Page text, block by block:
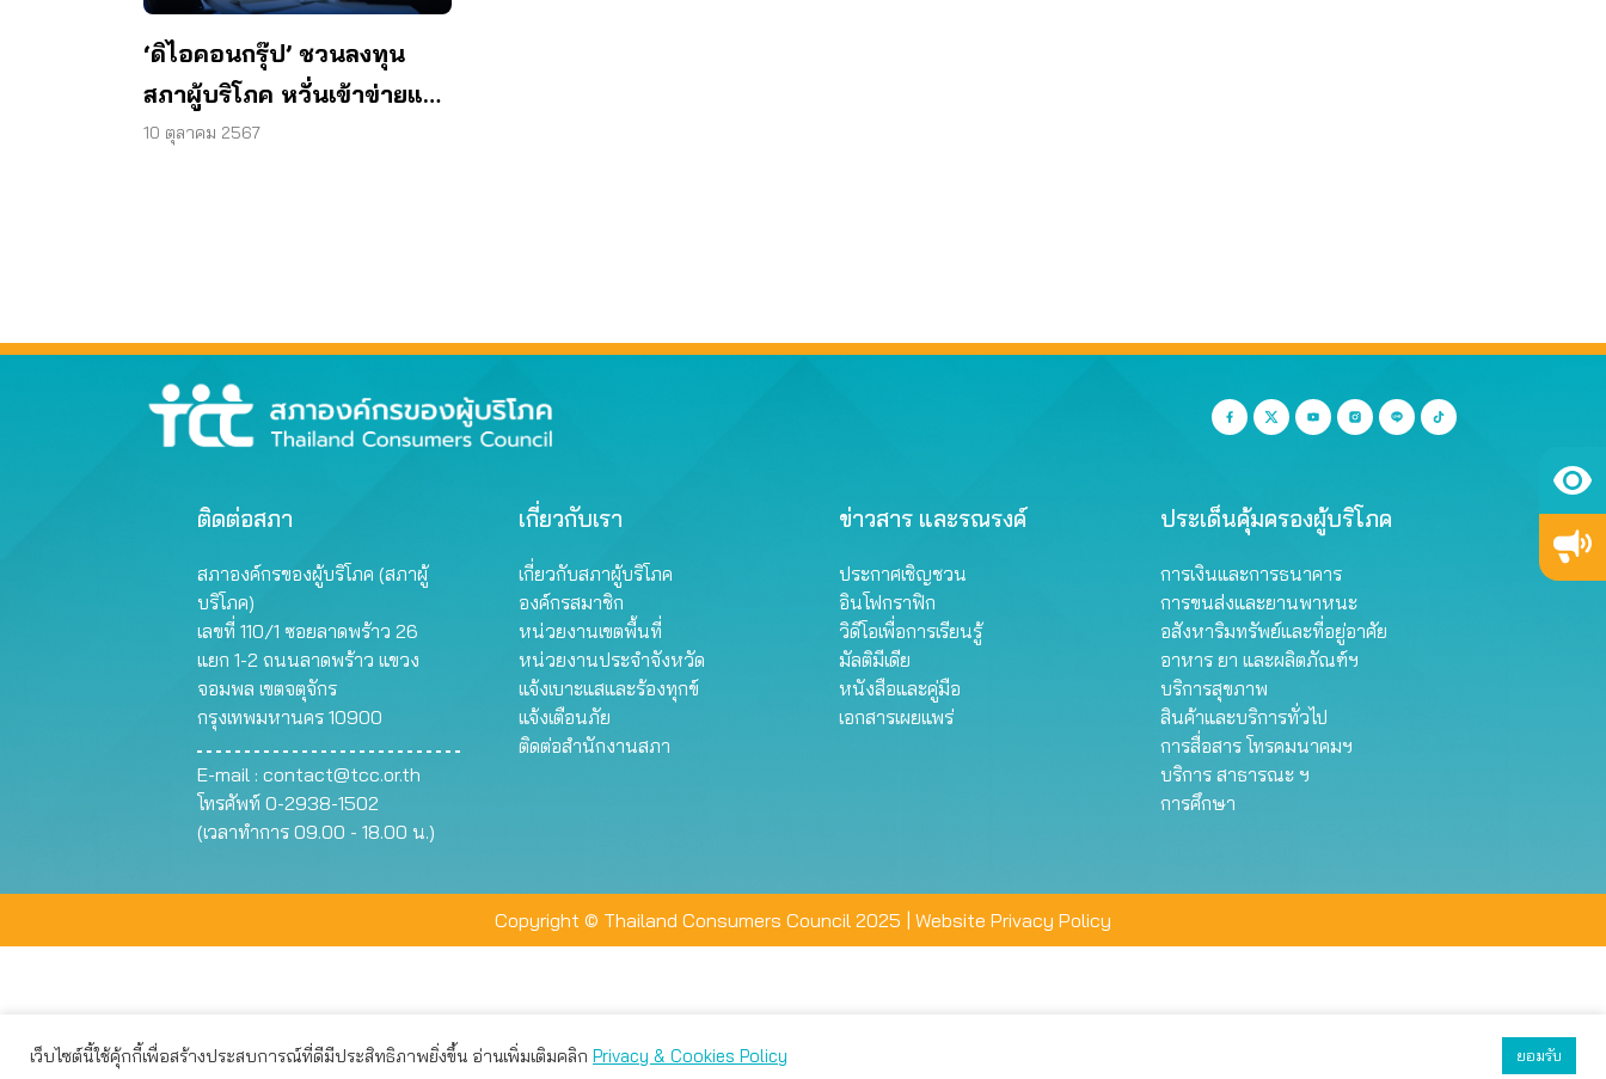
‘ดิไอคอนกรุ๊ป’ ชวนลงทุน
สภาผู้บริโภค หวั่นเข้าข่ายแชร์
ลูกโซ เสนอ สคบ. เร่งสอบ
10 ตุลาคม 2567
ติดต่อสภา
สภาองค์กรของผู้บริโภค (สภาผู้
บริโภค)
เลขที่ 110/1 ซอยลาดพร้าว 26
แยก 1-2 ถนนลาดพร้าว แขวง
จอมพล เขตจตุจักร
กรุงเทพมหานคร 10900
E-mail : contact@tcc.or.th
โทรศัพท์ 0-2938-1502
(เวลาทำการ 09.00 - 18.00 น.)
เกี่ยวกับเรา
เกี่ยวกับสภาผู้บริโภค
องค์กรสมาชิก
หน่วยงานเขตพื้นที่
หน่วยงานประจำจังหวัด
แจ้งเบาะแสและร้องทุกข์
แจ้งเตือนภัย
ติดต่อสำนักงานสภา
ข่าวสาร และรณรงค์
ประกาศเชิญชวน
อินโฟกราฟิก
วิดีโอเพื่อการเรียนรู้
มัลติมีเดีย
หนังสือและคู่มือ
เอกสารเผยแพร่
ประเด็นคุ้มครองผู้บริโภค
การเงินและการธนาคาร
การขนส่งและยานพาหนะ
อสังหาริมทรัพย์และที่อยู่อาศัย
อาหาร ยา และผลิตภัณฑ์ฯ
บริการสุขภาพ
สินค้าและบริการทั่วไป
การสื่อสาร โทรคมนาคมฯ
บริการ สาธารณะ ฯ
การศึกษา
Copyright © Thailand Consumers Council 2025 | Website Privacy Policy
เว็บไซต์นี้ใช้คุ้กกี้เพื่อสร้างประสบการณ์ที่ดีมีประสิทธิภาพยิ่งขึ้น อ่านเพิ่มเติมคลิก Privacy & Cookies Policy ยอมรับ
เว็บไซต์นี้ใช้คุกกี้เพื่อมอบประสบการณ์การใช้งานที่ดีให้แก่ท่าน คุณสามารถเลือกตั้งค่าความเป็นส่วนตัวได้